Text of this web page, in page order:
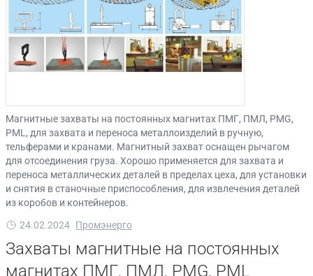
Магнитные захваты на постоянных магнитах ПМГ, ПМЛ, PMG,
PML, для захвата и переноса металлоизделий в ручную,
тельферами и кранами. Магнитный захват оснащен рычагом
для отсоединения груза. Хорошо применяется для захвата и
переноса металлических деталей в пределах цеха, для установки
и снятия в станочные приспособления, для извлечения деталей
из коробов и контейнеров.
24.02.2024 Промэнерго
Захваты магнитные на постоянных
магнитах ПМГ, ПМЛ, PMG, PML